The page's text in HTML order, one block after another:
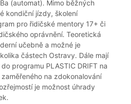
(automat). Mimo běžných
kondiční jízdy, školení
pro řidičské mentory 17+ či
oprávnění. Teoretická
učebně a možné je
částech Ostravy. Dále mají
programu PLASTIC DRIFT na
na zdokonalování
je možnost úhrady